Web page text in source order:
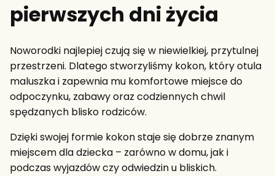
pierwszych dni życia
Noworodki najlepiej czują się w niewielkiej, przytulnej
przestrzeni. Dlatego stworzyliśmy kokon, który otula
maluszka i zapewnia mu komfortowe miejsce do
odpoczynku, zabawy oraz codziennych chwil
spędzanych blisko rodziców.
Dzięki swojej formie kokon staje się dobrze znanym
miejscem dla dziecka – zarówno w domu, jak i
podczas wyjazdów czy odwiedzin u bliskich.